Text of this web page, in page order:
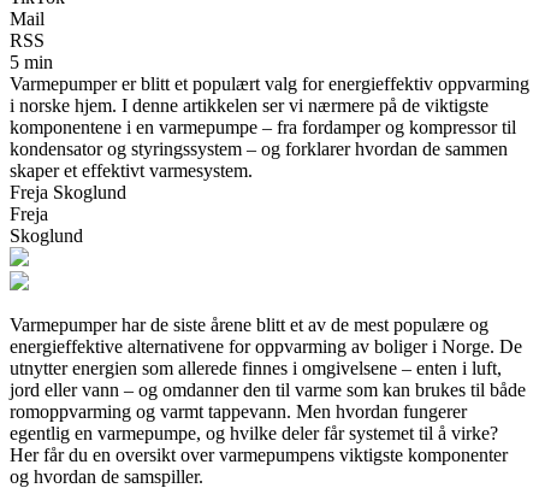
Mail
RSS
5 min
Varmepumper er blitt et populært valg for energieffektiv oppvarming
i norske hjem. I denne artikkelen ser vi nærmere på de viktigste
komponentene i en varmepumpe – fra fordamper og kompressor til
kondensator og styringssystem – og forklarer hvordan de sammen
skaper et effektivt varmesystem.
Freja Skoglund
Freja
Skoglund
Varmepumper har de siste årene blitt et av de mest populære og
energieffektive alternativene for oppvarming av boliger i Norge. De
utnytter energien som allerede finnes i omgivelsene – enten i luft,
jord eller vann – og omdanner den til varme som kan brukes til både
romoppvarming og varmt tappevann. Men hvordan fungerer
egentlig en varmepumpe, og hvilke deler får systemet til å virke?
Her får du en oversikt over varmepumpens viktigste komponenter
og hvordan de samspiller.